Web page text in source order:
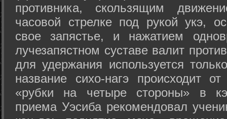
противника, скользящим
часовой стрелке под рукой укэ,
свое запястье, и нажатием
лучезапястном суставе валит
для удержания используется
название сихо-нагэ происходит
«рубки на четыре стороны» в
приема Уэсиба рекомендовал